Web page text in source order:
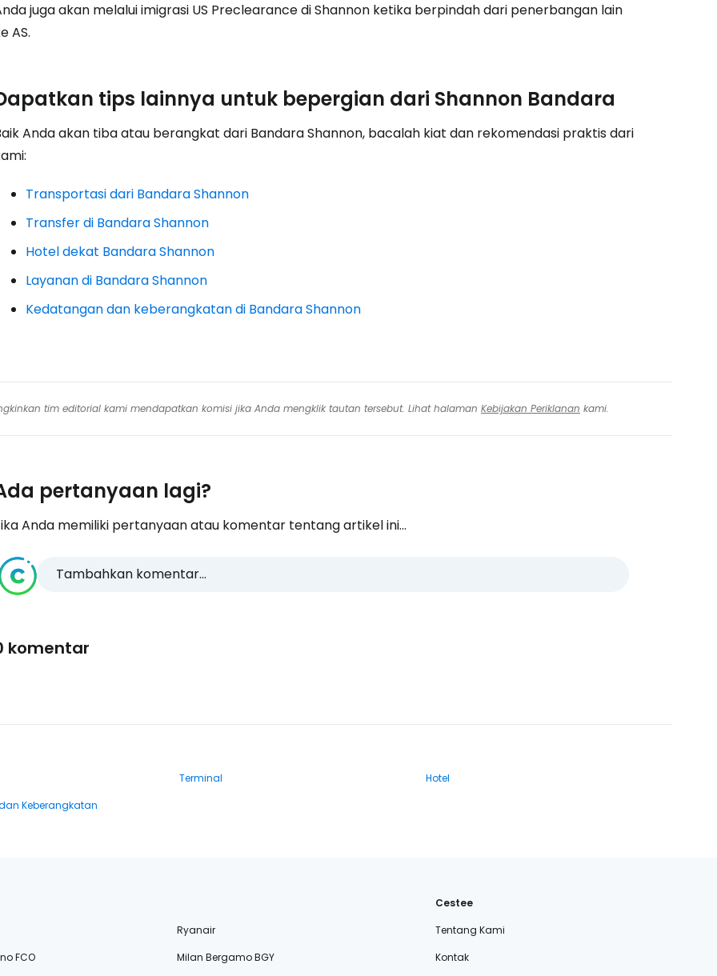
juga akan melalui imigrasi US Preclearance di Shannon ketika berpindah dari penerbangan lain
AS.
tips lainnya untuk bepergian dari Shannon Bandara
Anda akan tiba atau berangkat dari Bandara Shannon, bacalah kiat dan rekomendasi praktis dari
Transportasi dari Bandara Shannon
Transfer di Bandara Shannon
Hotel dekat Bandara Shannon
Layanan di Bandara Shannon
Kedatangan dan keberangkatan di Bandara Shannon
tim editorial kami mendapatkan komisi jika Anda mengklik tautan tersebut. Lihat halaman Kebijakan Periklanan kami.
pertanyaan lagi?
Anda memiliki pertanyaan atau komentar tentang artikel ini...
Tambahkan komentar...
komentar
Terminal
Hotel
Keberangkatan
Ryanair
FCO
Milan Bergamo BGY
Cestee
Tentang Kami
Kontak